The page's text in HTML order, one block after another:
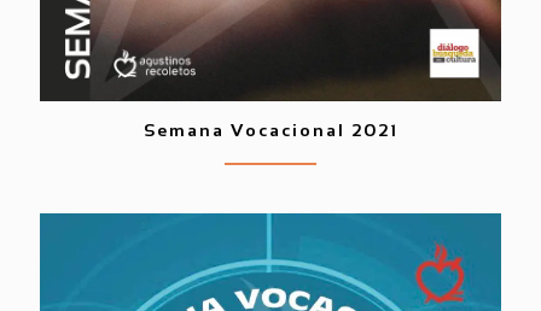
Semana Vocacional 2021